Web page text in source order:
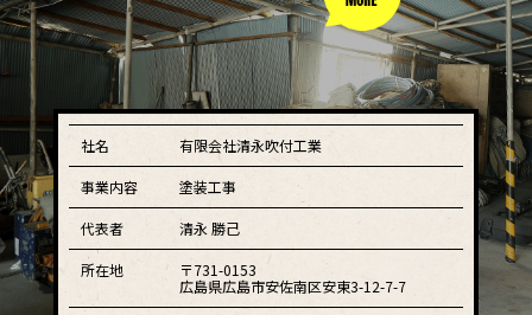
社名 有限会社清永吹付工業
事業内容 塗装工事
代表者 清永 勝己
所在地
〒731-0153
広島県広島市安佐南区安東3-12-7-7